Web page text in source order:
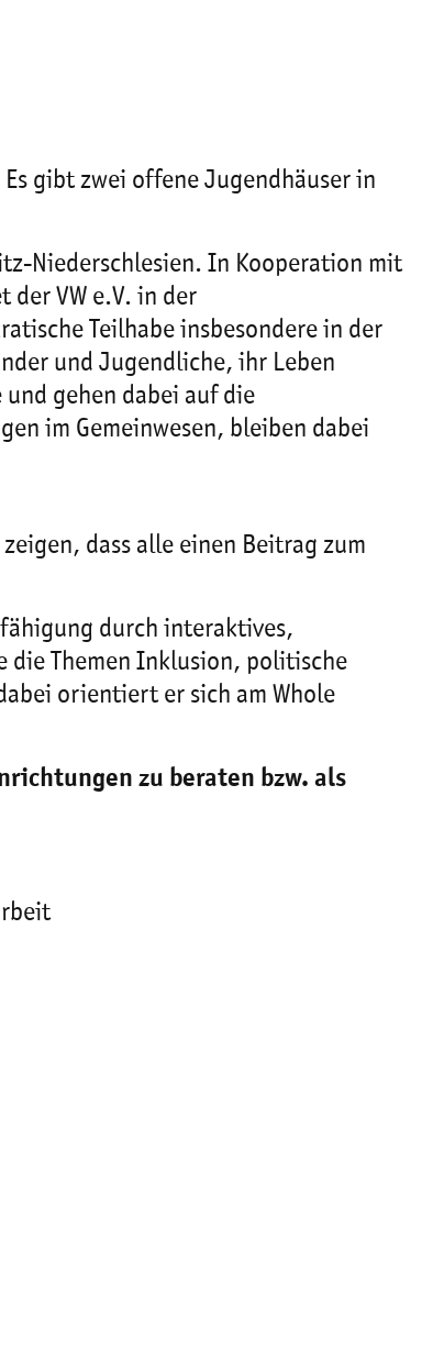
gibt zwei offene Jugendhäuser in
Niederschlesien. In Kooperation mit
der VW e.V. in der
Teilhabe insbesondere in der
und Jugendliche, ihr Leben
gehen dabei auf die
im Gemeinwesen, bleiben dabei
dass alle einen Beitrag zum
durch interaktives,
die Themen Inklusion, politische
orientiert er sich am Whole
zu beraten bzw. als